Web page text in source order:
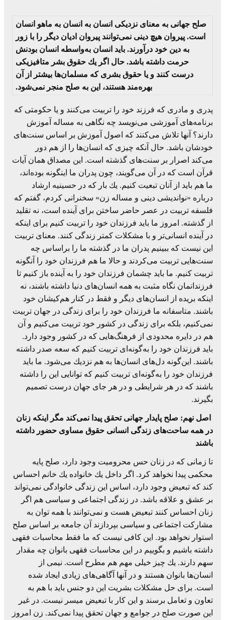
صلح جهانی به معنای نزدیكی انسان به انسان به ماهو انسان
است. پیروان هیچ دینی نمی‌توانند پیروان ادیان دیگر را با زور
به دین خود درآورند. باید انسان به‌واسطه انسان بودنش
حرمت داشته باشد. حال اگر یك حقوق بشر متافیزیكی
درست كنند و یا حقوق بشری كه مسلمان‌ها بیشتر از آن
بهره‌مند هستند، این به صلح منجر نمی‌شود.
پدری و مادری كه فرزند خود را تربیت می‌كنند و یا حكومتی كه
برنامه‌های آموزشی می‌نویسد چه نگاهی به مساله آموزش
دارند؟ آنها تلاش می‌كنند كه اصول آموزش بر اساس سنت‌های
خودشان باشد. حال آنكه چیزی كه انسان‌ها را از هم دور
می‌كند اصرار بر سنت‌های گذشته است. این مصداق همان آیات
قرآن است كه در آن می‌گویند، چون پدران ما اینگونه بوده‌اند،
ما هم باید از آنان تبعیت كنیم. یك بار كه در حسینیه ارشاد
درباره «نواندیشی دینی و مساله زن» سخنرانی كردم، گفتم كه
فلسفه تربیت در عصر حاضر ساختن برای آینده است، نه تقلید
از گذشته. امروز ما باید فرزندان خود را تربیت كنیم برای اینكه
در آینده انسانی‌تر و با مشكلات كمتر زندگی كنند. معنای تربیت
این نیست كه ببینیم پدران ما در گذشته ما را براساس چه
سنت‌هایی تربیت می‌كردند و حالا ما هم فرزندان خود را آنگونه
تربیت كنیم. ما باید چشمان فرزندان خود را به آینده باز كنیم تا
فرزندانمان نگاه مثبت به همه انسان‌های دنیا داشته باشند، نه
اینكه بریده از انسان‌های دیگر و فقط در كنار هم‌كیشان خود
باشند. متاسفانه ما فرزندان خود را برای زندگی در جهان تربیت
نمی‌كنیم، بلكه برای زندگی در كشور خود تربیت می‌كنیم و آن
هم در دایره محدودی از فرهنگ‌هایی كه در كشور وجود دارد.
باید فرزندان خود را به‌گونه‌ای تربیت كنیم كه سعه صدر داشته
باشند. این‌گونه دل‌های انسان‌ها به هم نزدیك می‌شود. ما باید
فرزندان خود را به‌گونه‌ای تربیت كنیم كه توانایی این را داشته
باشند كه در هر شرایطی و در هر جای جهان درست تصمیم
بگیرند.
اصل نهم: صلح پایدار جهانی تحقق پیدا نمی‌كند مگر اینكه زنان
در همه ساحت‌های زندگی انسانی حقوق مساوی حضور داشته‌
باشند
تا زمانی كه در زنان حس محرومیت وجود دارد، صلح پایه
محكمی پیدا نخواهد كرد. اگر داخل یك خانواده‌ یك خانم احساس
كند كه تبعیض وجود دارد، اساس این زندگی خانوادگی نمی‌تواند
بر عشق و علاقه باشد. در زندگی اجتماعی و سیاسی هم اگر
زنان احساس كنند تبعیض هست و نمی‌توانند با همه توان به
مشاركت اجتماعی و سیاسی بپردازند آن جامعه بر اساس صلح
استوار نخواهد بود. این كافی نیست كه ما فقط محاسبات فقهی
داشته‌ باشیم و بگوییم در این محاسبات فقهی بانوان چه مقدار
سهم دارند. یك چیز خیلی مهم هم مطرح است. نیمی از
انسان‌ها بانوان هستند و در آنها آگاهی‌های زیادی ایجاد شده
است. برای حل مشكلات بشریت این دو جنس باید با هم به
تعاون و تعامل برسند و این كار با تبعیض میسر نیست. در غیر
این ‌صورت صلح در جوامع و جهان تحقق پیدا نمی‌كند. زن امروز